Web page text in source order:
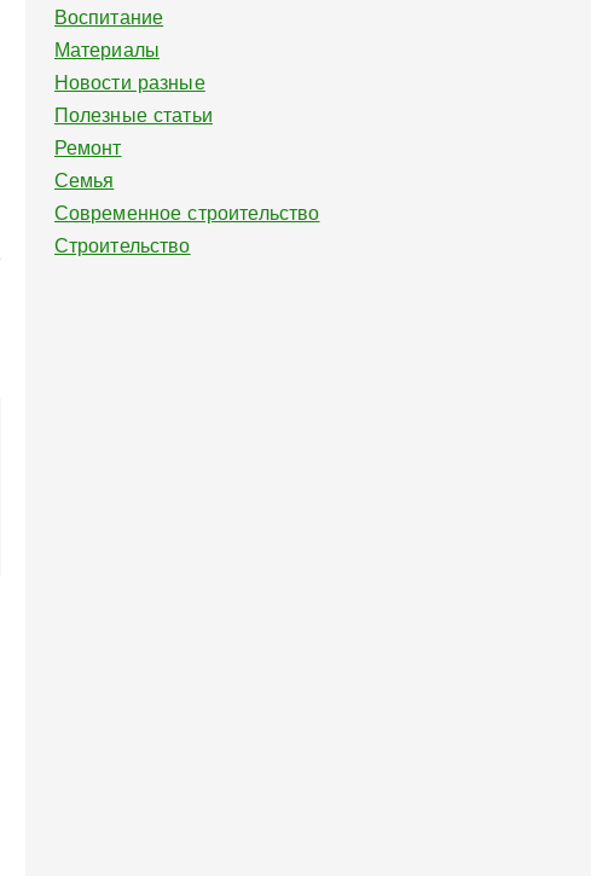
Воспитание
Материалы
Новости разные
Полезные статьи
Ремонт
Семья
Современное строительство
Строительство